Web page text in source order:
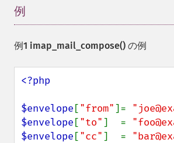
例
例1 imap_mail_compose() の例
<?php
$envelope ["from"]=
$envelope ["to"]  =
$envelope ["cc"]  =